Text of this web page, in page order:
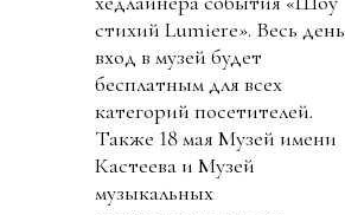
стихий Lumiere». Весь день
вход в музей будет
бесплатным для всех
категорий посетителей.
Также 18 мая Музей имени
Кастеева и Музей
музыкальных